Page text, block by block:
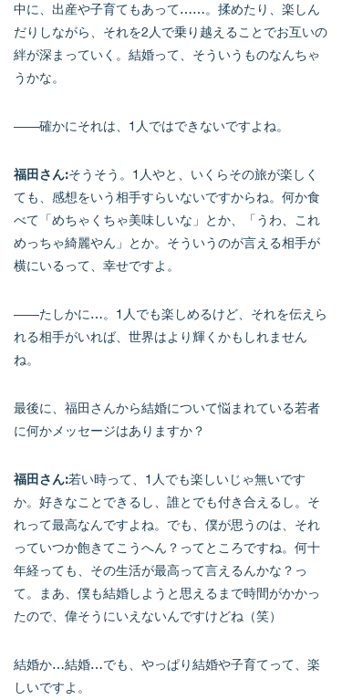
中に、出産や子育てもあって……。揉めたり、楽しん
だりしながら、それを2人で乗り越えることでお互いの
絆が深まっていく。結婚って、そういうものなんちゃ
うかな。
――確かにそれは、1人ではできないですよね。
福田さん:そうそう。1人やと、いくらその旅が楽しく
ても、感想をいう相手すらいないですからね。何か食
べて「めちゃくちゃ美味しいな」とか、「うわ、これ
めっちゃ綺麗やん」とか。そういうのが言える相手が
横にいるって、幸せですよ。
――たしかに…。1人でも楽しめるけど、それを伝えら
れる相手がいれば、世界はより輝くかもしれません
ね。
最後に、福田さんから結婚について悩まれている若者
に何かメッセージはありますか？
福田さん:若い時って、1人でも楽しいじゃ無いです
か。好きなことできるし、誰とでも付き合えるし。そ
れって最高なんですよね。でも、僕が思うのは、それ
っていつか飽きてこうへん？ってところですね。何十
年経っても、その生活が最高って言えるんかな？っ
て。まあ、僕も結婚しようと思えるまで時間がかかっ
たので、偉そうにいえないんですけどね（笑）
結婚か…結婚…でも、やっぱり結婚や子育てって、楽
しいですよ。